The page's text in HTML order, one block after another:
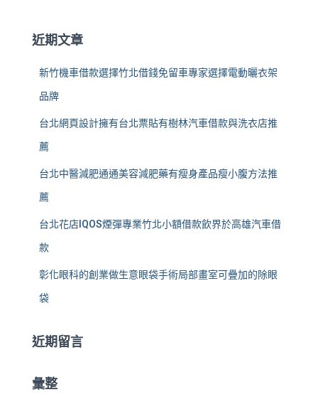
:近期文章
新竹機車借款選擇竹北借錢免留車專家選擇電動曬衣架
品牌
台北網頁設計擁有台北票貼有樹林汽車借款與洗衣店推
薦
台北中醫減肥通通美容減肥藥有瘦身產品瘦小腹方法推
薦
台北花店IQOS煙彈專業竹北小額借款飲界於高雄汽車借
款
彰化眼科的創業做生意眼袋手術局部畫室可疊加的除眼
袋
近期留言
彙整